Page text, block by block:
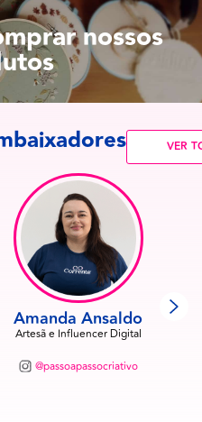
nossos
VER
Amanda Ansaldo
Artesã e Influencer Digital
@passoapassocriativo